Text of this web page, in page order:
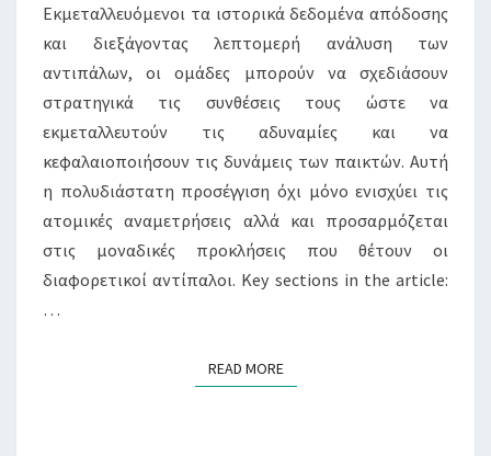
Εκμεταλλευόμενοι τα ιστορικά δεδομένα απόδοσης
και διεξάγοντας λεπτομερή ανάλυση των
αντιπάλων, οι ομάδες μπορούν να σχεδιάσουν
στρατηγικά τις συνθέσεις τους ώστε να
εκμεταλλευτούν τις αδυναμίες και να
κεφαλαιοποιήσουν τις δυνάμεις των παικτών. Αυτή
η πολυδιάστατη προσέγγιση όχι μόνο ενισχύει τις
ατομικές αναμετρήσεις αλλά και προσαρμόζεται
στις μοναδικές προκλήσεις που θέτουν οι
διαφορετικοί αντίπαλοι. Key sections in the article:
…
READ MOREREAD MORE